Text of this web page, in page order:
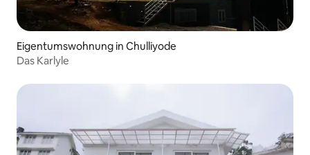
Eigentumswohnung in Chulliyode
Das Karlyle